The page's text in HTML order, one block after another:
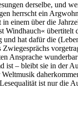
derselbe, und
herrscht ein
einem über die
übertitelt
hat dafür die
Ansprache
ist – bleibt sie in der
ist nur die